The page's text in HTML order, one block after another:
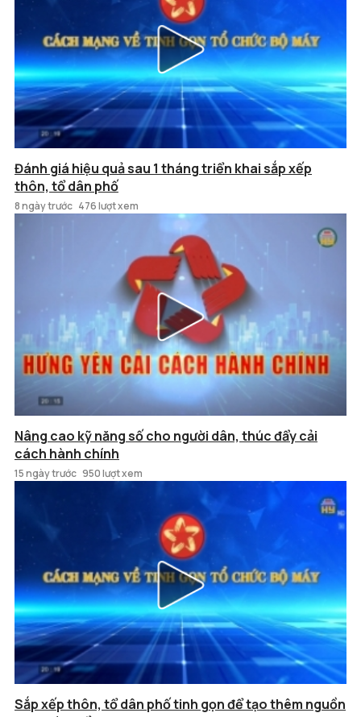
Đánh giá hiệu quả sau 1 tháng triển khai sắp xếp
thôn, tổ dân phố
8 ngày trước 476 lượt xem
Nâng cao kỹ năng số cho người dân, thúc đẩy cải
cách hành chính
15 ngày trước 950 lượt xem
Sắp xếp thôn, tổ dân phố tinh gọn để tạo thêm nguồn